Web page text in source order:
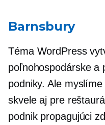
Barnsbury
Téma WordPress
poľnohospodárske a
podniky. Ale
skvele aj pre
podnik propagujúci